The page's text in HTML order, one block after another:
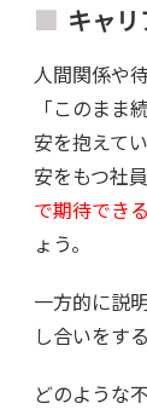
キャ
人間関係や
「このまま
安を抱えて
安をもつ社
で期待でき
ょう。
一方的に説
し合いをす
どのような